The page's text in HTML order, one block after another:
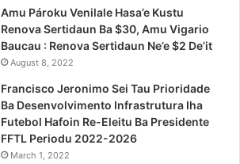
Amu Pároku Venilale Hasa’e Kustu
Renova Sertidaun Ba $30, Amu Vigario
Baucau : Renova Sertidaun Ne’e $2 De’it
August 8, 2022
Francisco Jeronimo Sei Tau Prioridade
Ba Desenvolvimento Infrastrutura Iha
Futebol Hafoin Re-Eleitu Ba Presidente
FFTL Periodu 2022-2026
March 1, 2022